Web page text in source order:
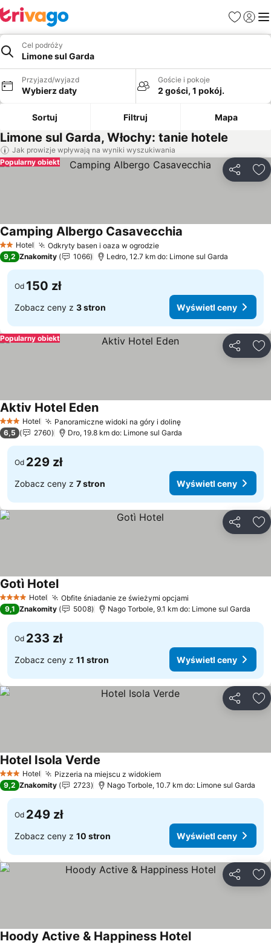
Ulubione
Cel podróży
Limone sul Garda
Przyjazd/wyjazd
Wybierz daty
Goście i pokoje
2 gości, 1 pokój.
Sortuj Filtruj Mapa
Limone sul Garda, Włochy: tanie hotele
Jak prowizje wpływają na wyniki wyszukiwania
Popularny obiekt
2 Kategoria
Hotel Odkryty basen i oaza w ogrodzie
Camping Albergo Casavecchia
9,2 Znakomity 1066 Ledro, 12.7 km do: Limone sul Garda
Od 150 zł
Zobacz ceny z 3 stron Wyświetl ceny
Popularny obiekt
3 Kategoria
Hotel Panoramiczne widoki na góry i dolinę
Aktiv Hotel Eden
6,5 2760 Dro, 19.8 km do: Limone sul Garda
Od 229 zł
Zobacz ceny z 7 stron Wyświetl ceny
4 KategoriaHotel Obfite śniadanie ze świeżymi opcjami
Gotì Hotel
9,1 Znakomity 5008 Nago Torbole, 9.1 km do: Limone sul Garda
Od 233 zł
Zobacz ceny z 11 stron Wyświetl ceny
3 Kategoria
Hotel Pizzeria na miejscu z widokiem
Hotel Isola Verde
9,2 Znakomity 2723 Nago Torbole, 10.7 km do: Limone sul Garda
Od 249 zł
Zobacz ceny z 10 stron Wyświetl ceny
Hoody Active & Happiness Hotel